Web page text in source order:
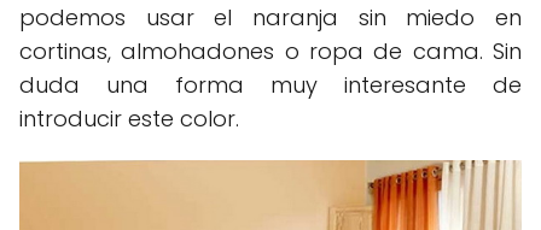
podemos usar el naranja sin miedo en
cortinas, almohadones o ropa de cama. Sin
duda una forma muy interesante de
introducir este color.